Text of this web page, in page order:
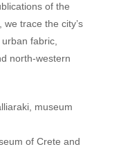
of the
trace the city’s
fabric,
north-western
museum
of Crete and